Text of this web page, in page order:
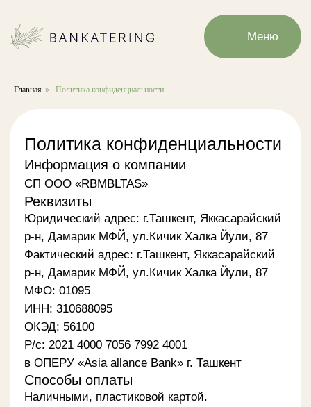
Главная » Политика конфиденциальности
Реквизиты
Юридический адрес: г.Ташкент, Яккасарайский
р-н, Дамарик МФЙ, ул.Кичик Халка Йули, 87
Фактический адрес: г.Ташкент, Яккасарайский
р-н, Дамарик МФЙ, ул.Кичик Халка Йули, 87
МФО: 01095
ИНН: 310688095
ОКЭД: 56100
Р/с: 2021 4000 7056 7992 4001
в ОПЕРУ «Asia allance Bank» г. Ташкент
Способы оплаты
Согласие на обработку персональных
данных
и в своем интересе, а также в интересе своих
несовершеннолетних детей, настоящим
предоставляю следующие согласия:В
Узбекистан «О персональных данных» (№
ЗРУ-547 от 02.07.2019) (далее по тексту –